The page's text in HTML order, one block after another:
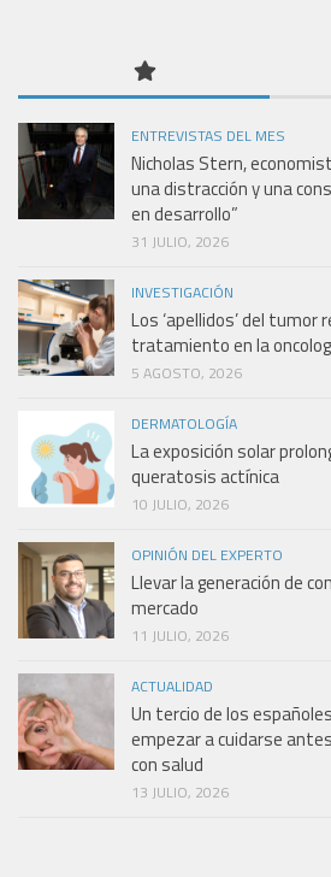
ENTREVISTAS DEL MES
Nicholas Stern,
una distracción y una
en desarrollo”
31 JULIO, 2026
INVESTIGACIÓN
Los ‘apellidos’ del tumor
tratamiento en la
5 AGOSTO, 2026
DERMATOLOGÍA
La exposición solar
queratosis actínica
10 JULIO, 2026
OPINIÓN DEL EXPERTO
Llevar la generación de
mercado
11 JULIO, 2026
ACTUALIDAD
Un tercio de los
empezar a cuidarse
con salud
13 JULIO, 2026